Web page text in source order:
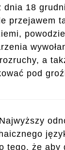
dnia 18
przejawem
a
pod
tego, że aby